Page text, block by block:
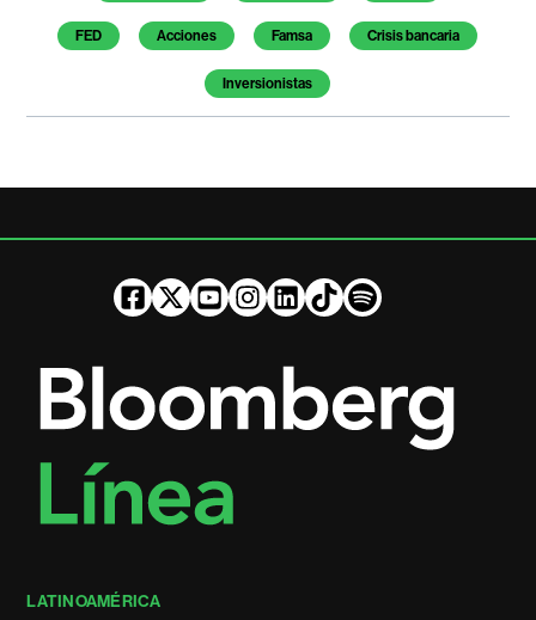
FED Acciones Famsa Crisis bancaria
Inversionistas
LATINOAMÉRICA